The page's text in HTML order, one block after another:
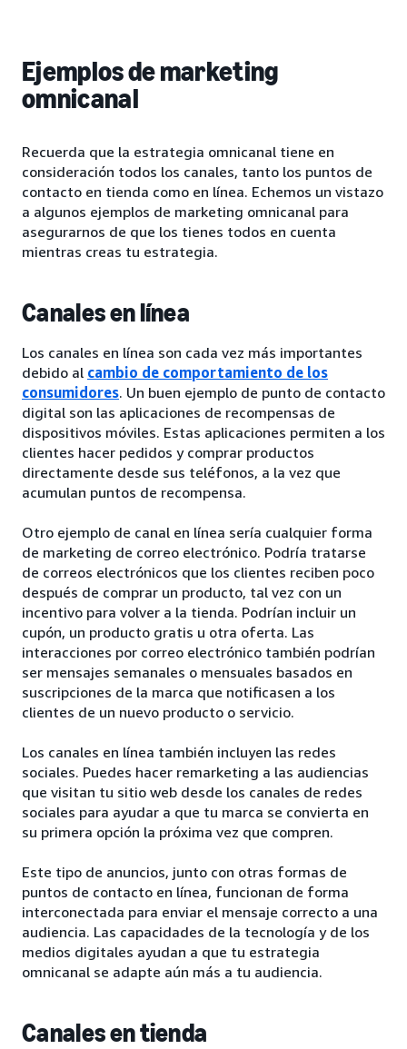
Ejemplos de marketing
omnicanal
Recuerda que la estrategia omnicanal tiene en
consideración todos los canales, tanto los puntos de
contacto en tienda como en línea. Echemos un vistazo
a algunos ejemplos de marketing omnicanal para
asegurarnos de que los tienes todos en cuenta
mientras creas tu estrategia.
Canales en línea
Los canales en línea son cada vez más importantes
debido al cambio de comportamiento de los
consumidores. Un buen ejemplo de punto de contacto
digital son las aplicaciones de recompensas de
dispositivos móviles. Estas aplicaciones permiten a los
clientes hacer pedidos y comprar productos
directamente desde sus teléfonos, a la vez que
acumulan puntos de recompensa.
Otro ejemplo de canal en línea sería cualquier forma
de marketing de correo electrónico. Podría tratarse
de correos electrónicos que los clientes reciben poco
después de comprar un producto, tal vez con un
incentivo para volver a la tienda. Podrían incluir un
cupón, un producto gratis u otra oferta. Las
interacciones por correo electrónico también podrían
ser mensajes semanales o mensuales basados en
suscripciones de la marca que notificasen a los
clientes de un nuevo producto o servicio.
Los canales en línea también incluyen las redes
sociales. Puedes hacer remarketing a las audiencias
que visitan tu sitio web desde los canales de redes
sociales para ayudar a que tu marca se convierta en
su primera opción la próxima vez que compren.
Este tipo de anuncios, junto con otras formas de
puntos de contacto en línea, funcionan de forma
interconectada para enviar el mensaje correcto a una
audiencia. Las capacidades de la tecnología y de los
medios digitales ayudan a que tu estrategia
omnicanal se adapte aún más a tu audiencia.
Canales en tienda